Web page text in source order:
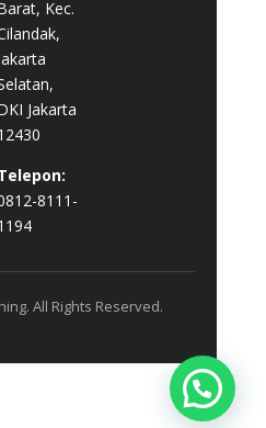
Kec.
Jakarta
8111-
All Rights Reserved.